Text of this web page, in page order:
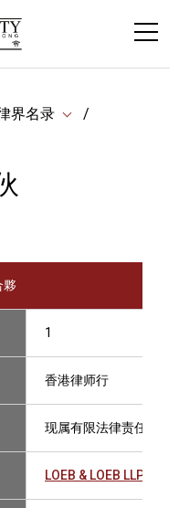
界名录
夥
1
香港律师行
现属有限法律责任合伙
LOEB & LOEB LLP